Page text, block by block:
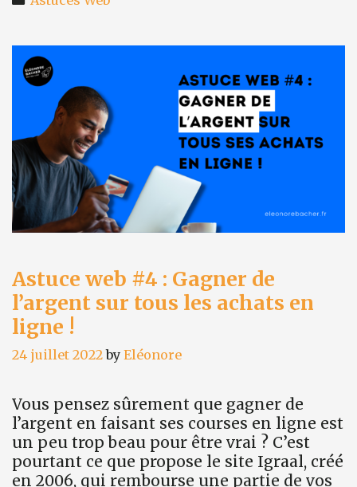
gratuits
Astuce web #4 : Gagner de
l’argent sur tous les achats en
ligne !
24 juillet 2022 by Eléonore
Vous pensez sûrement que gagner de
l’argent en faisant ses courses en ligne est
un peu trop beau pour être vrai ? C’est
pourtant ce que propose le site Igraal, créé
en 2006, qui rembourse une partie de vos